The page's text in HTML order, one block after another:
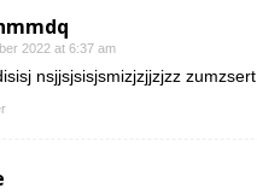
2022 at 6:37 am
nsjjsjsisjsmizjzjjzjzz zumzsert